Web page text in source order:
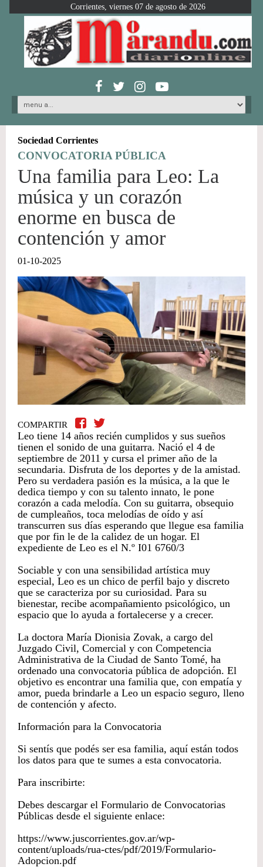
Corrientes, viernes 07 de agosto de 2026
Sociedad Corrientes
CONVOCATORIA PÚBLICA
Una familia para Leo: La
música y un corazón
enorme en busca de
contención y amor
01-10-2025
COMPARTIR
Leo tiene 14 años recién cumplidos y sus sueños
tienen el sonido de una guitarra. Nació el 4 de
septiembre de 2011 y cursa el primer año de la
secundaria. Disfruta de los deportes y de la amistad.
Pero su verdadera pasión es la música, a la que le
dedica tiempo y con su talento innato, le pone
corazón a cada melodía. Con su guitarra, obsequio
de cumpleaños, toca melodías de oído y así
transcurren sus días esperando que llegue esa familia
que por fin le de la calidez de un hogar. El
expediente de Leo es el N.º I01 6760/3
Sociable y con una sensibilidad artística muy
especial, Leo es un chico de perfil bajo y discreto
que se caracteriza por su curiosidad. Para su
bienestar, recibe acompañamiento psicológico, un
espacio que lo ayuda a fortalecerse y a crecer.
La doctora María Dionisia Zovak, a cargo del
Juzgado Civil, Comercial y con Competencia
Administrativa de la Ciudad de Santo Tomé, ha
ordenado una convocatoria pública de adopción. El
objetivo es encontrar una familia que, con empatía y
amor, pueda brindarle a Leo un espacio seguro, lleno
de contención y afecto.
Información para la Convocatoria
Si sentís que podés ser esa familia, aquí están todos
los datos para que te sumes a esta convocatoria.
Para inscribirte:
Debes descargar el Formulario de Convocatorias
Públicas desde el siguiente enlace:
https://www.juscorrientes.gov.ar/wp-
content/uploads/rua-ctes/pdf/2019/Formulario-
Adopcion.pdf